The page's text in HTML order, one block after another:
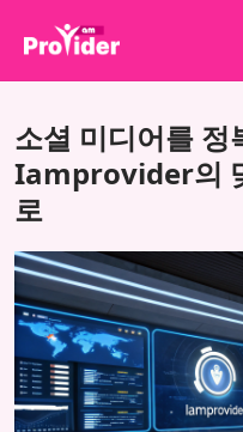
로그인
회원가입
서비스
API
이용약관
블로그
소셜 미디어를 정
Iamprovider의
로